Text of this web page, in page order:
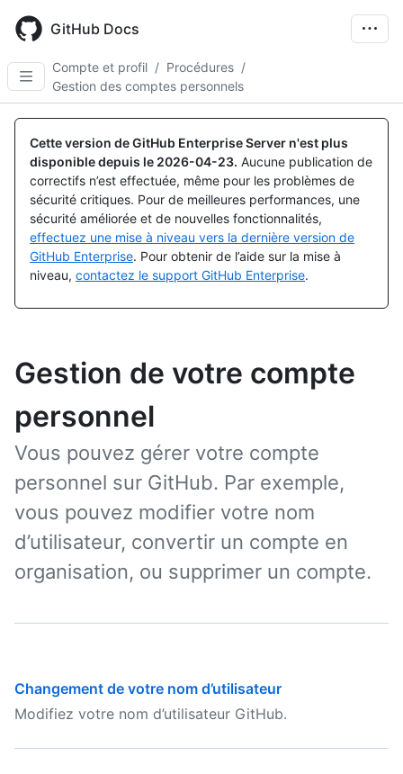
main
content
GitHub Docs
Compte et profil / Procédures /
Gestion des comptes personnels
Cette version de GitHub Enterprise Server n'est plus
disponible depuis le 2026-04-23. Aucune publication de
correctifs n’est effectuée, même pour les problèmes de
sécurité critiques. Pour de meilleures performances, une
sécurité améliorée et de nouvelles fonctionnalités,
effectuez une mise à niveau vers la dernière version de
GitHub Enterprise. Pour obtenir de l’aide sur la mise à
niveau, contactez le support GitHub Enterprise.
Gestion de votre compte
personnel
Vous pouvez gérer votre compte
personnel sur GitHub. Par exemple,
vous pouvez modifier votre nom
d’utilisateur, convertir un compte en
organisation, ou supprimer un compte.
Changement de votre nom d’utilisateur
Modifiez votre nom d’utilisateur GitHub.